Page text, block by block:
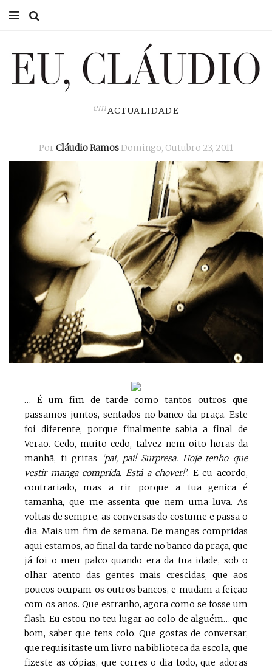
EU CLÁUDIO
EU, PAI
ACTUALIDADE
emACTUALIDADE
Por Cláudio RamosDomingo, Outubro 23, 2011
… É um fim de tarde como tantos outros que
passamos juntos, sentados no banco da praça. Este
foi diferente, porque finalmente sabia a final de
Verão. Cedo, muito cedo, talvez nem oito horas da
manhã, ti gritas
‘pai, pai! Surpresa. Hoje tenho que
vestir manga comprida. Está a chover!’. E eu acordo,
contrariado, mas a rir porque a tua genica é
tamanha, que me assenta que nem uma luva. As
voltas de sempre, as conversas do costume e passa o
dia. Mais um fim de semana. De mangas compridas
aqui estamos, ao final da tarde no banco da praça, que
já foi o meu palco quando era da tua idade, sob o
olhar atento das gentes mais crescidas, que aos
poucos ocupam os outros bancos, e mudam a feição
com os anos. Que estranho, agora como se fosse um
flash. Eu estou no teu lugar ao colo de alguém… que
bom, saber que tens colo. Que gostas de conversar,
que requisitaste um livro na biblioteca da escola, que
fizeste as cópias, que corres o dia todo, que adoras